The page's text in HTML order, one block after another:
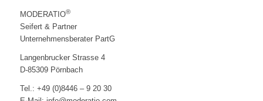
MODERATIO®
Seifert & Partner
Unternehmensberater PartG
Langenbrucker Strasse 4
D-85309 Pörnbach
Tel.: +49 (0)8446 – 9 20 30